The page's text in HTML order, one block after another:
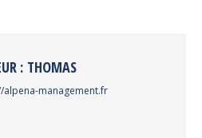
: THOMAS
alpena-management.fr